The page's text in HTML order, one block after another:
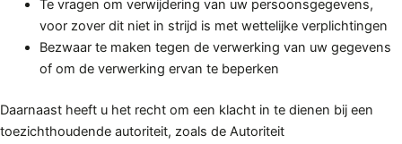
Te vragen om verwijdering van uw persoonsgegevens,
voor zover dit niet in strijd is met wettelijke verplichtingen
Bezwaar te maken tegen de verwerking van uw gegevens
of om de verwerking ervan te beperken
Daarnaast heeft u het recht om een klacht in te dienen bij een
toezichthoudende autoriteit, zoals de Autoriteit